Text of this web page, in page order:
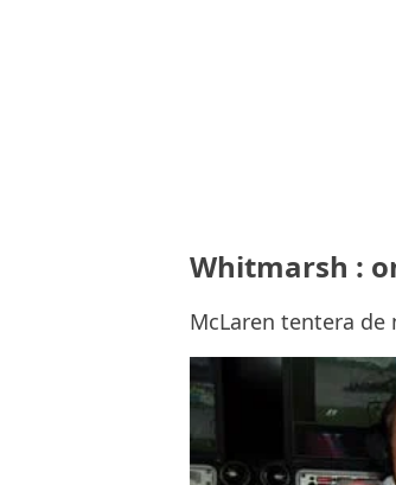
Whitmarsh :
McLaren tentera de